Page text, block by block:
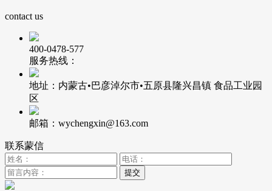
contact us
400-0478-577
服务热线：
地址：内蒙古•巴彦淖尔市•五原县隆兴昌镇 食品工业园
区
邮箱：wychengxin@163.com
联系蒙信